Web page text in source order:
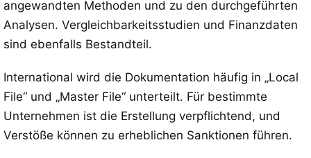
angewandten Methoden und zu den durchgeführten
Analysen. Vergleichbarkeitsstudien und Finanzdaten
sind ebenfalls Bestandteil.
International wird die Dokumentation häufig in „Local
File“ und „Master File“ unterteilt. Für bestimmte
Unternehmen ist die Erstellung verpflichtend, und
Verstöße können zu erheblichen Sanktionen führen.